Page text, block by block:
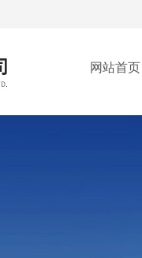
网站首页